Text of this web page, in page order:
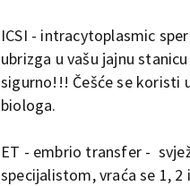
ICSI - intracytoplasmic
ubrizga u vašu jajnu
sigurno!!! Češće se koristi
biologa.
ET - embrio transfer -
specijalistom, vraća se 1,